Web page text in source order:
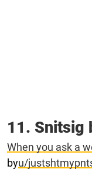
11. Snitsig
When you ask a
byu/